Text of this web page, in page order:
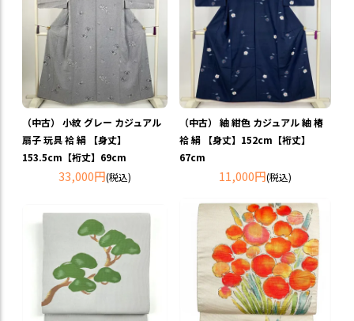
（中古） 小紋 グレー カジュアル
扇子 玩具 袷 絹 【身丈】
153.5cm【裄丈】69cm
33,000円(税込)
（中古） 紬 紺色 カジュアル 紬 椿
袷 絹 【身丈】152cm【裄丈】
67cm
11,000円(税込)